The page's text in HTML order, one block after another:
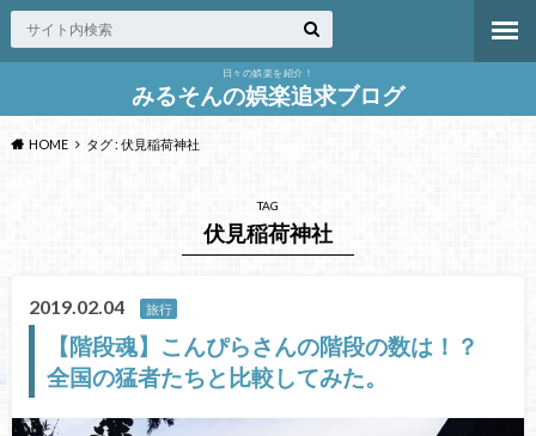
日々の娯楽を紹介！
みるそんの娯楽追求ブログ
HOME タグ : 伏見稲荷神社
TAG
伏見稲荷神社
2019.02.04 旅行
【階段魂】こんぴらさんの階段の数は！？
全国の猛者たちと比較してみた。